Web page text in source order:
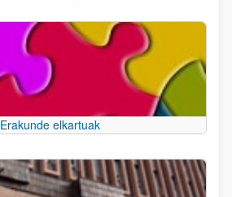
Erakunde elkartuak